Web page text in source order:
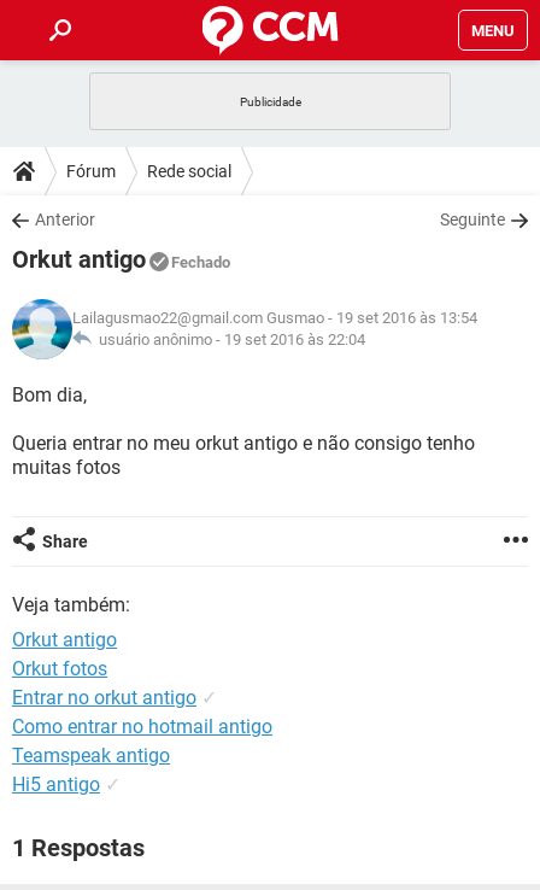
MENU
CELULAR
OUTLOOK
INSTAGRAM
GUIA DE COMPRAS
DICAS
JOGOS
INSTAGRAM GMAIL
GUIA DE COMPRAS
DOWNLOADS
JOGOS
CELULAR
OUTLOOK EXCEL
INSTAGRAM
JOGOS WHATSAPP
CELULAR
OUTLOOK
INSTAGRAM GMAIL
GLOSSÁRIO
JOGOS
OUTLOOK
GUIA DE COMPRAS
Fórum Rede social
Anterior Seguinte
Orkut antigo Fechado
Lailagusmao22@gmail.com Gusmao - 19 set 2016 às 13:54
usuário anônimo - 19 set 2016 às 22:04
Bom dia,
Queria entrar no meu orkut antigo e não consigo tenho
muitas fotos
Share
Veja também:
Orkut antigo
Orkut fotos
Entrar no orkut antigo ✓
Como entrar no hotmail antigo
Teamspeak antigo
Hi5 antigo ✓
1 Respostas